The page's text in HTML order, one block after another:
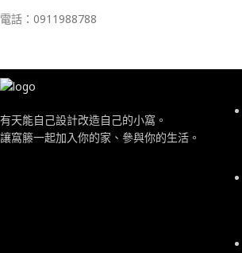
電話：0911988788
有天能自己設計改造自己的小窩。
讓窩籐一起加入你的家、參與你的生活。